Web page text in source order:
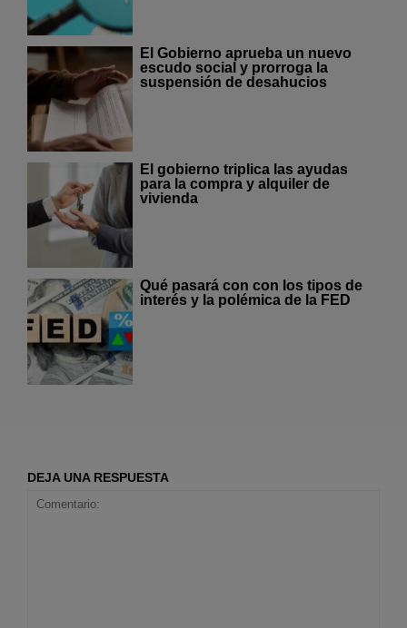
El Gobierno aprueba un nuevo
escudo social y prorroga la
suspensión de desahucios
El gobierno triplica las ayudas
para la compra y alquiler de
vivienda
Qué pasará con con los tipos de
interés y la polémica de la FED
DEJA UNA RESPUESTA